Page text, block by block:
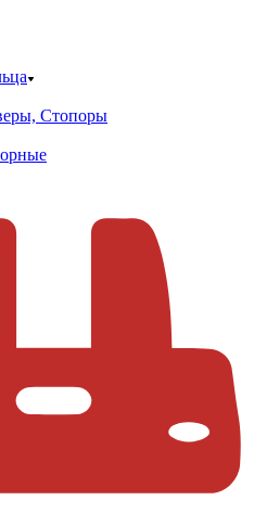
Стопоры